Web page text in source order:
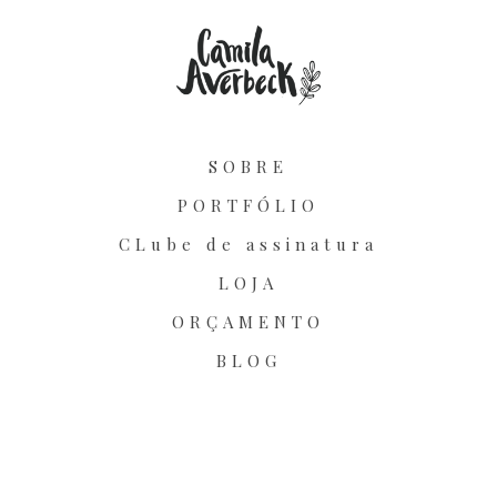
SOBRE
PORTFÓLIO
CLube de assinatura
LOJA
ORÇAMENTO
BLOG